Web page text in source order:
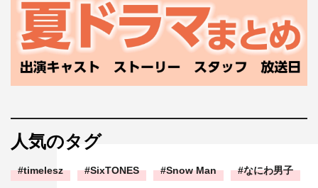
人気のタグ
timelesz SixTONES Snow Man なにわ男子